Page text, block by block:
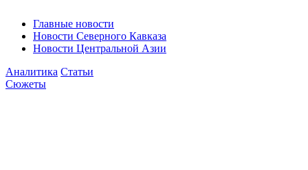
Главные новости
Новости Северного Кавказа
Новости Центральной Азии
Аналитика Статьи
Сюжеты